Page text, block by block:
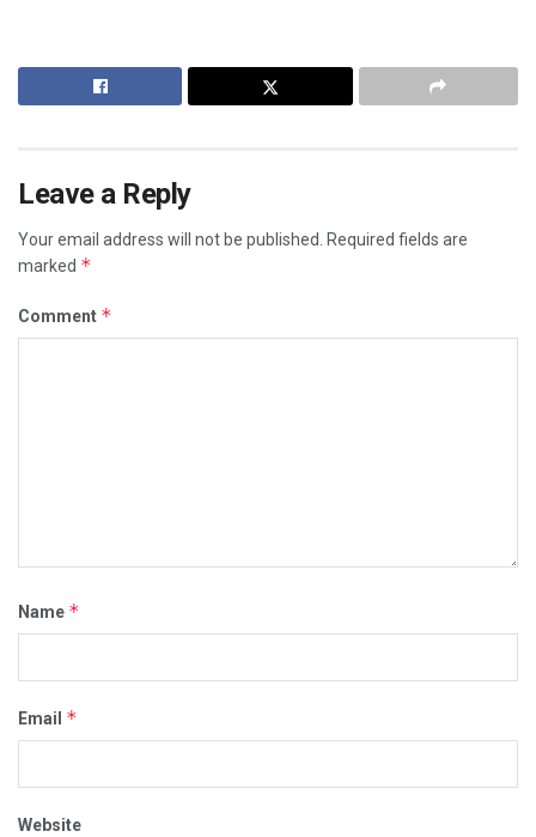
Leave a Reply
Your email address will not be published.
Required fields are
marked *
Comment *
Name *
Email *
Website